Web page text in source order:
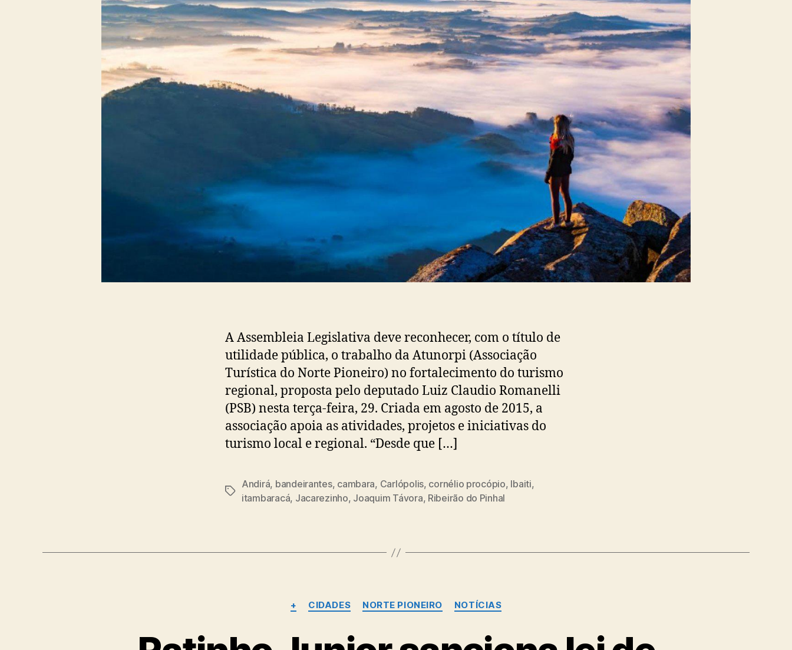
A Assembleia Legislativa deve reconhecer, com o título de
utilidade pública, o trabalho da Atunorpi (Associação
Turística do Norte Pioneiro) no fortalecimento do turismo
regional, proposta pelo deputado Luiz Claudio Romanelli
(PSB) nesta terça-feira, 29. Criada em agosto de 2015, a
associação apoia as atividades, projetos e iniciativas do
turismo local e regional. “Desde que […]
Tags
Andirá, bandeirantes, cambara, Carlópolis, cornélio procópio, Ibaiti,
itambaracá, Jacarezinho, Joaquim Távora, Ribeirão do Pinhal
Categorias
+ CIDADES NORTE PIONEIRO NOTÍCIAS